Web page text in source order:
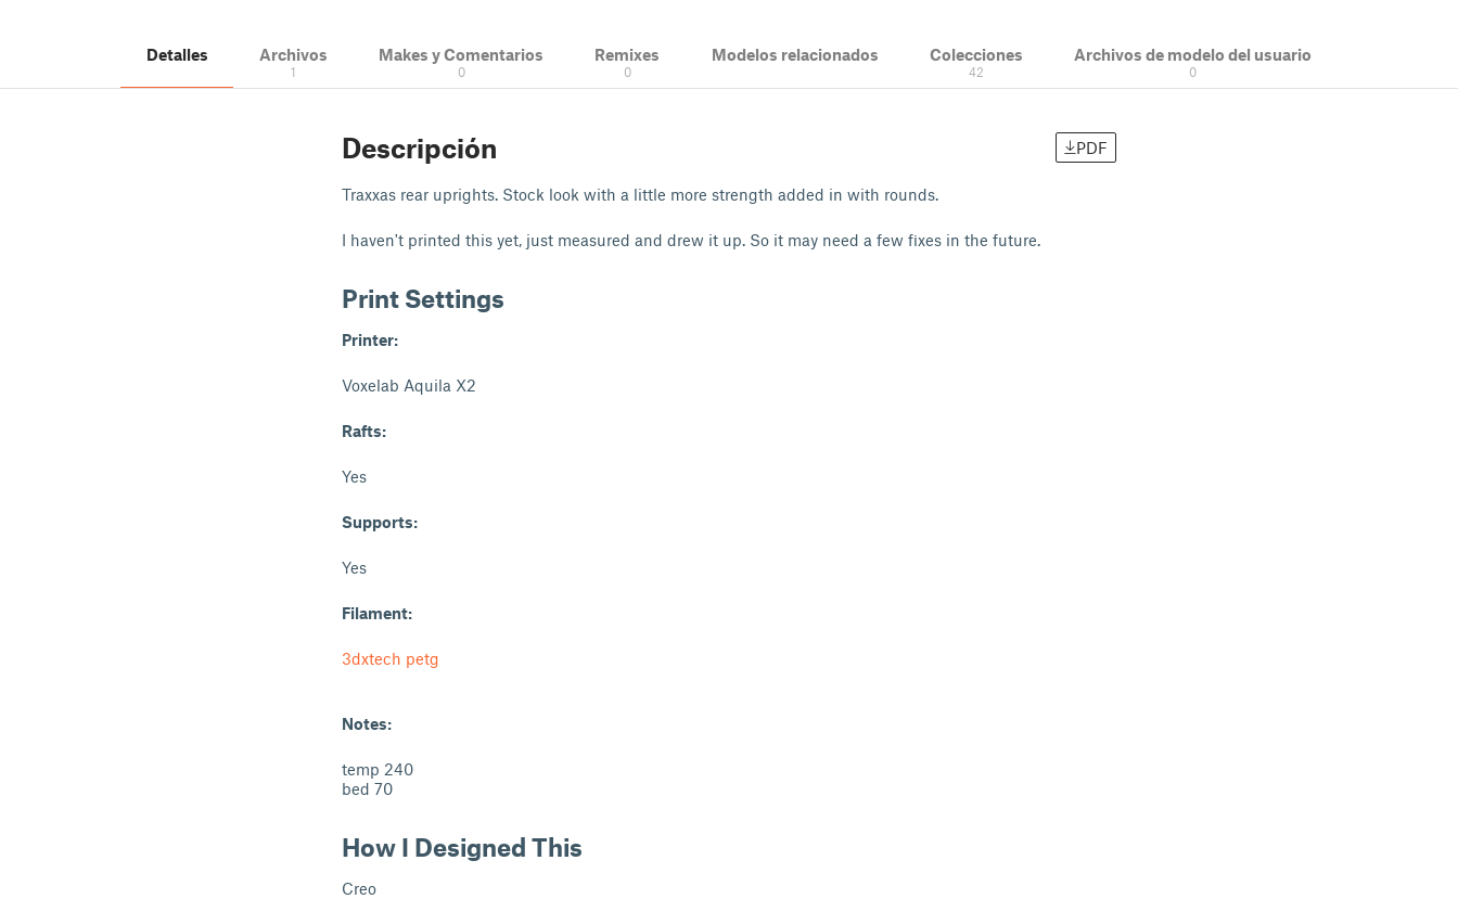
Detalles Archivos
1
Makes y Comentarios
0
Remixes
0
Modelos relacionados Colecciones
42
Archivos de modelo del usuario
0
Descripción PDF
Traxxas rear uprights. Stock look with a little more strength added in with rounds.
I haven't printed this yet, just measured and drew it up. So it may need a few fixes in the future.
Print Settings
Printer:
Voxelab Aquila X2
Rafts:
Yes
Supports:
Yes
Filament:
3dxtech petg
Notes:
temp 240
bed 70
How I Designed This
Creo